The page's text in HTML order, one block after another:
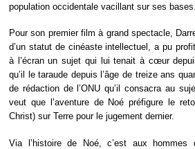
population occidentale vacillant sur ses bases.
Pour son premier film à grand spectacle,
d’un statut de cinéaste intellectuel, a pu
à l’écran un sujet qui lui tenait à cœur
qu’il le taraude depuis l’âge de treize ans
de rédaction de l’ONU qu’il consacra au
veut que l’aventure de Noé préfigure le
Christ) sur Terre pour le jugement dernier.
Via l’histoire de Noé, c’est aux hommes